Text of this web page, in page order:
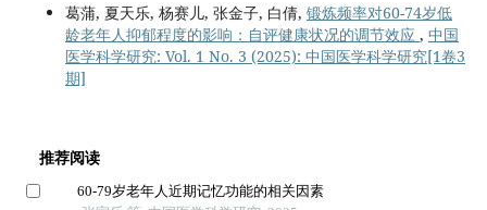
葛蒲, 夏天乐, 杨赛儿, 张金子, 白倩, 锻炼频率对60-74岁低
龄老年人抑郁程度的影响：自评健康状况的调节效应 , 中国
医学科学研究: Vol. 1 No. 3 (2025): 中国医学科学研究[1卷3
期]
推荐阅读
60-79岁老年人近期记忆功能的相关因素